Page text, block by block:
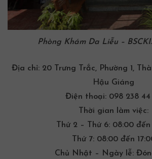
Phòng Khám Da Liễu –
Địa chỉ: 20 Trưng Trắc, Phường 1,
Hậu Giáng
Điện thoại:098 238 44
Thời gian làm việc:
Thứ 2 – Thứ 6: 08:00 đến
Thứ 7: 08:00 đến
Chủ Nhật – Ngày lễ: